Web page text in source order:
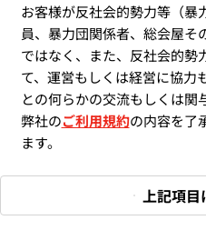
お客様が反社会的勢力等（暴
員、暴力団関係者、総会屋そ
ではなく、また、反社会的勢
て、運営もしくは経営に協力
との何らかの交流もしくは関
弊社のご利用規約の内容を了
ます。
上記項目